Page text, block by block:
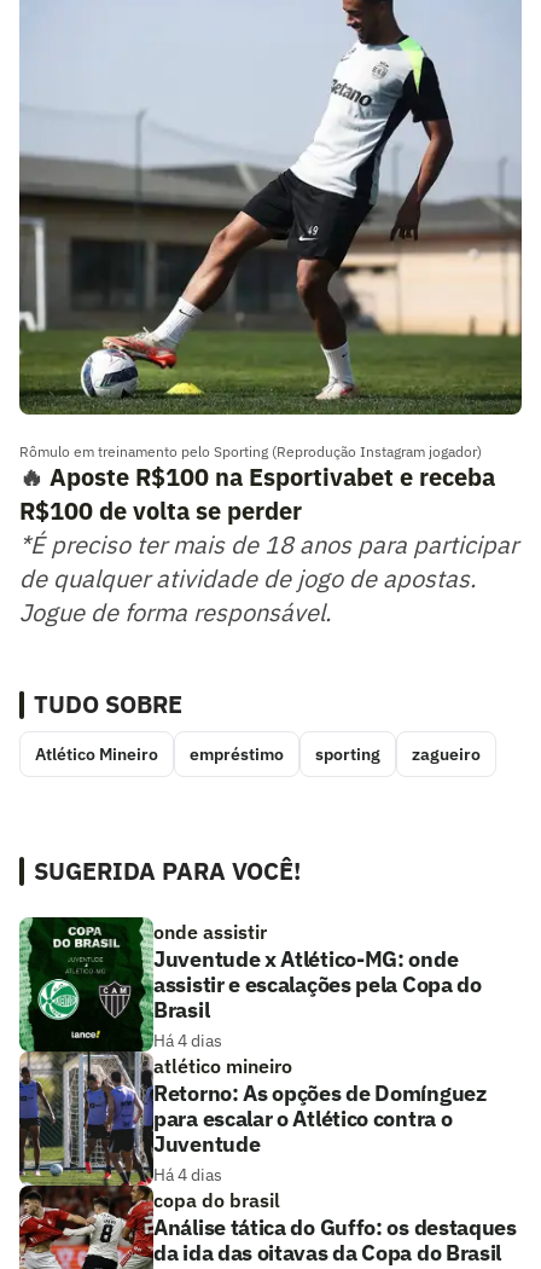
Rômulo em treinamento pelo Sporting (Reprodução Instagram jogador)
🔥 Aposte R$100 na Esportivabet e receba
R$100 de volta se perder
*É preciso ter mais de 18 anos para participar
de qualquer atividade de jogo de apostas.
Jogue de forma responsável.
TUDO SOBRE
Atlético Mineiro empréstimo sporting zagueiro
SUGERIDA PARA VOCÊ!
onde assistir
Juventude x Atlético-MG: onde
assistir e escalações pela Copa do
Brasil
Há 4 dias
atlético mineiro
Retorno: As opções de Domínguez
para escalar o Atlético contra o
Juventude
Há 4 dias
copa do brasil
Análise tática do Guffo: os destaques
da ida das oitavas da Copa do Brasil